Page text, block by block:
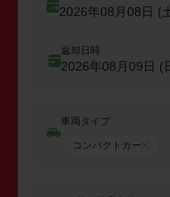
2026年08月08日 (
返却日時
2026年08月09日 (
車両タイプ
コンパクトカー